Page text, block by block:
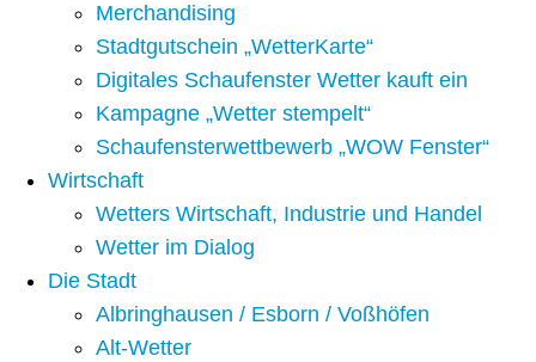
Merchandising
Stadtgutschein „WetterKarte“
Digitales Schaufenster Wetter kauft ein
Kampagne „Wetter stempelt“
Schaufensterwettbewerb „WOW Fenster“
Wirtschaft
Wetters Wirtschaft, Industrie und Handel
Wetter im Dialog
Die Stadt
Albringhausen / Esborn / Voßhöfen
Alt-Wetter​